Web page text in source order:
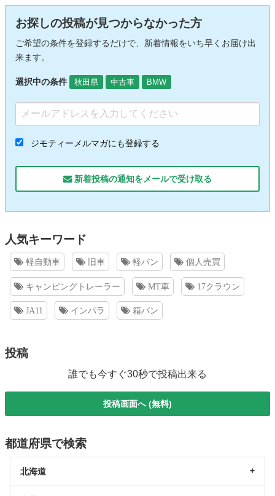
お探しの投稿が見つからなかった方
ご希望の条件を登録するだけで、新着情報をいち早くお届け出
来ます。
選択中の条件 秋田県 中古車 BMW
ジモティーメルマガにも登録する
新着投稿の通知をメールで受け取る
人気キーワード
軽自動車 旧車 軽バン 個人売買
キャンピングトレーラー MT車 17クラウン
JA11 インパラ 箱バン
投稿
誰でも今すぐ30秒で投稿出来る
投稿画面へ (無料)
都道府県で検索
北海道